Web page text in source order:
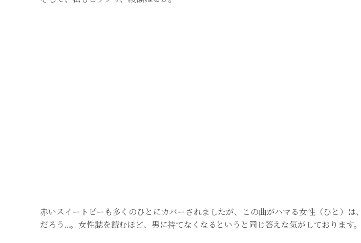
赤いスイートピーも多くのひとにカバーされましたが、この曲がハマる女性（ひと）は
だろう…。女性誌を読むほど、男に持てなくなるというと同じ答えな気がしております。